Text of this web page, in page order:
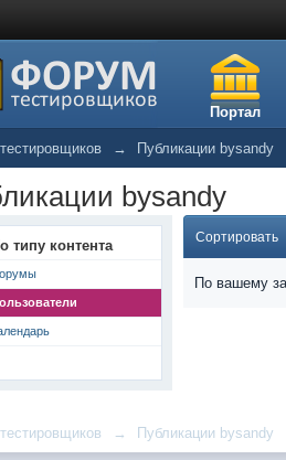
Портал
→ Публикации bysandy
bysandy
типу контента Сортировать
По вашему
→ Публикации bysandy